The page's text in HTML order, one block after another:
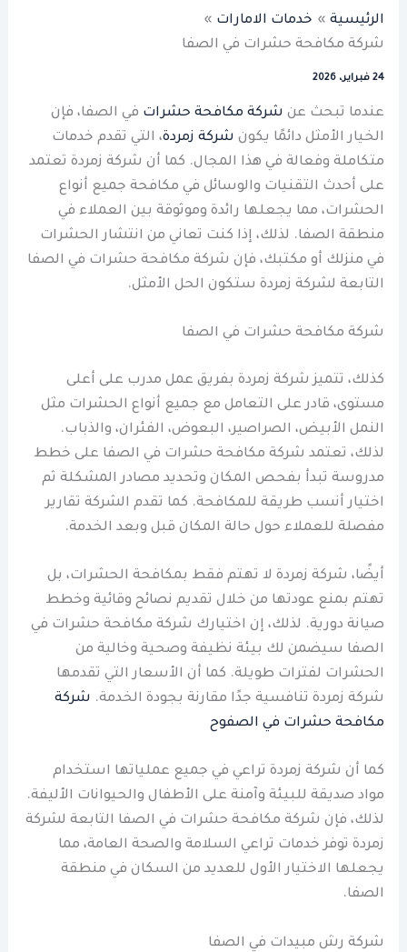
الرئيسية
خدمات الامارات
شركة مكافحة حشرات في الصفا
24 فبراير، 2026
عندما تبحث عن شركة مكافحة حشرات في الصفا، فإن
الخيار الأمثل دائمًا يكون شركة زمردة، التي تقدم خدمات
متكاملة وفعالة في هذا المجال. كما أن شركة زمردة تعتمد
على أحدث التقنيات والوسائل في مكافحة جميع أنواع
الحشرات، مما يجعلها رائدة وموثوقة بين العملاء في
منطقة الصفا. لذلك، إذا كنت تعاني من انتشار الحشرات
في منزلك أو مكتبك، فإن شركة مكافحة حشرات في الصفا
التابعة لشركة زمردة ستكون الحل الأمثل.
شركة مكافحة حشرات في الصفا
كذلك، تتميز شركة زمردة بفريق عمل مدرب على أعلى
مستوى، قادر على التعامل مع جميع أنواع الحشرات مثل
النمل الأبيض، الصراصير، البعوض، الفئران، والذباب.
لذلك، تعتمد شركة مكافحة حشرات في الصفا على خطط
مدروسة تبدأ بفحص المكان وتحديد مصادر المشكلة ثم
اختيار أنسب طريقة للمكافحة. كما تقدم الشركة تقارير
مفصلة للعملاء حول حالة المكان قبل وبعد الخدمة.
أيضًا، شركة زمردة لا تهتم فقط بمكافحة الحشرات، بل
تهتم بمنع عودتها من خلال تقديم نصائح وقائية وخطط
صيانة دورية. لذلك، إن اختيارك شركة مكافحة حشرات في
الصفا سيضمن لك بيئة نظيفة وصحية وخالية من
الحشرات لفترات طويلة. كما أن الأسعار التي تقدمها
شركة زمردة تنافسية جدًا مقارنة بجودة الخدمة. شركة
مكافحة حشرات في الصفوح
كما أن شركة زمردة تراعي في جميع عملياتها استخدام
مواد صديقة للبيئة وآمنة على الأطفال والحيوانات الأليفة.
لذلك، فإن شركة مكافحة حشرات في الصفا التابعة لشركة
زمردة توفر خدمات تراعي السلامة والصحة العامة، مما
يجعلها الاختيار الأول للعديد من السكان في منطقة
الصفا.
شركة رش مبيدات في الصفا